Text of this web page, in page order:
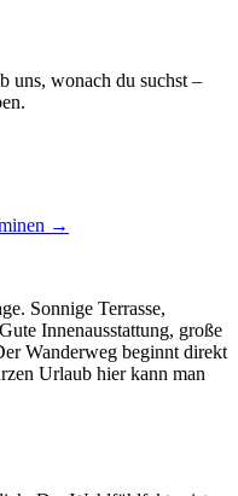
uns, wonach du suchst –
→
Sonnige Terrasse,
Innenausstattung, große
Wanderweg beginnt direkt
Urlaub hier kann man